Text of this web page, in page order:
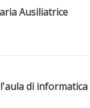
Ausiliatrice
di informatica